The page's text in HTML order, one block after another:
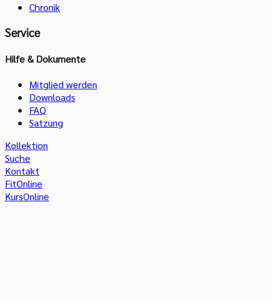
Chronik
Service
Hilfe & Dokumente
Mitglied werden
Downloads
FAQ
Satzung
Kollektion
Suche
Kontakt
FitOnline
KursOnline